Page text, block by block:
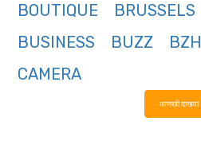
BOUTIQUE
BRUSSELS
BUSINESS
BUZZ BZH
CAMERA
आणखी दाखवा